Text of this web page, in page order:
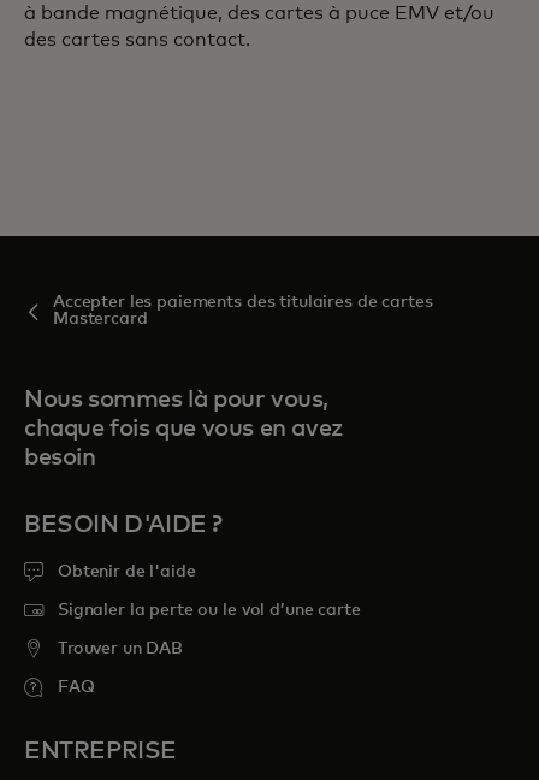
à bande magnétique, des cartes à puce EMV et/ou
des cartes sans contact.
Accepter les paiements des titulaires de cartes
Mastercard
Nous sommes là pour vous,
chaque fois que vous en avez
besoin
BESOIN D'AIDE ?
Obtenir de l'aide
Signaler la perte ou le vol d’une carte
Trouver un DAB
FAQ
ENTREPRISE